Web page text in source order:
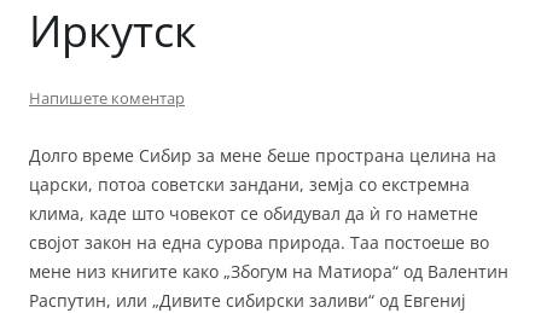
Иркутск
Напишете коментар
Долго време Сибир за мене беше пространа целина на
царски, потоа советски зандани, земја со екстремна
клима, каде што човекот се обидувал да ѝ го наметне
својот закон на една сурова природа. Таа постоеше во
мене низ книгите како „Збогум на Матиора“ од Валентин
Распутин, или „Дивите сибирски заливи“ од Евгениј